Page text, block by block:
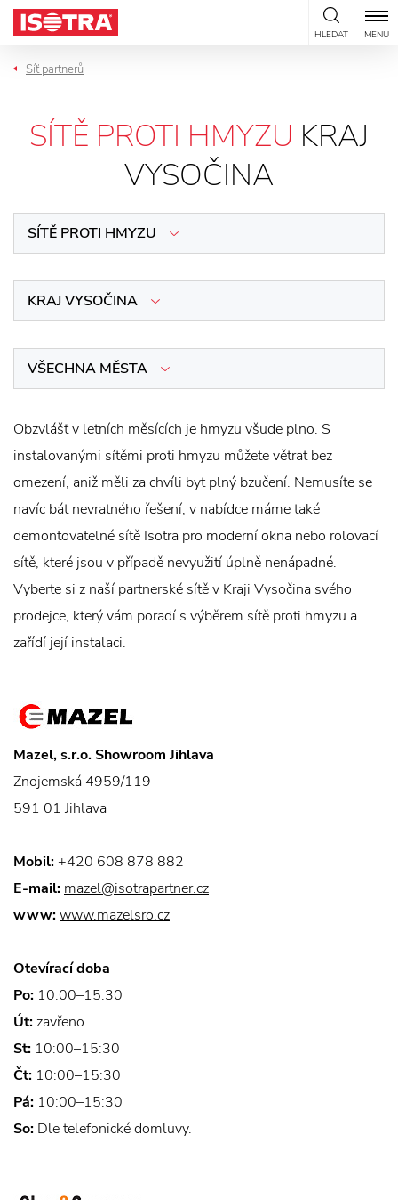
Přeskočit na obsah
HLEDAT MENU
Síť partnerů
SÍTĚ PROTI HMYZU KRAJ
VYSOČINA
SÍTĚ PROTI HMYZU
KRAJ VYSOČINA
VŠECHNA MĚSTA
Obzvlášť v letních měsících je hmyzu všude plno. S
instalovanými sítěmi proti hmyzu můžete větrat bez
omezení, aniž měli za chvíli byt plný bzučení. Nemusíte se
navíc bát nevratného řešení, v nabídce máme také
demontovatelné sítě Isotra pro moderní okna nebo rolovací
sítě, které jsou v případě nevyužití úplně nenápadné.
Vyberte si z naší partnerské sítě v Kraji Vysočina svého
prodejce, který vám poradí s výběrem sítě proti hmyzu a
zařídí její instalaci.
Mazel, s.r.o. Showroom Jihlava
Znojemská 4959/119
591 01 Jihlava
Mobil: +420 608 878 882
E-mail: mazel@isotrapartner.cz
www:www.mazelsro.cz
Otevírací doba
Po: 10:00–15:30
Út: zavřeno
St: 10:00–15:30
Čt: 10:00–15:30
Pá: 10:00–15:30
So: Dle telefonické domluvy.